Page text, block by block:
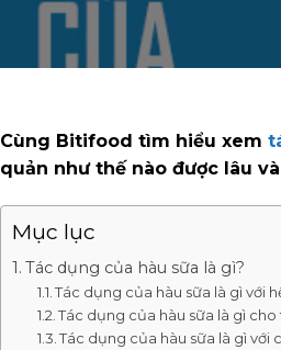
Cùng Bitifood tìm hiểu xem
quản như thế nào được lâu
Mục lục
Tác dụng của hàu sữa là gì?
Tác dụng của hàu sữa là gì với
Tác dụng của hàu sữa là gì
Tác dụng của hàu sữa là gì với